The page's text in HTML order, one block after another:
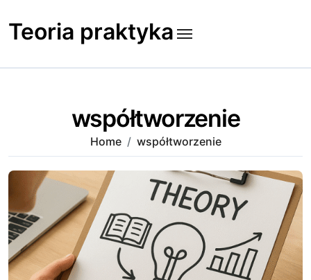
to
content
Teoria praktyka
współtworzenie
Home współtworzenie